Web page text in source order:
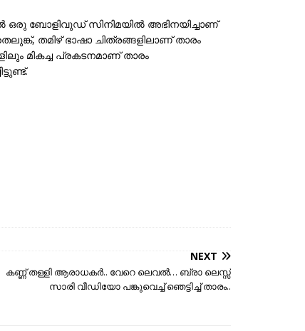
ഒരു ബോളിവുഡ് സിനിമയിൽ അഭിനയിച്ചാണ്
തമിഴ് ഭാഷാ ചിത്രങ്ങളിലാണ് താരം
മികച്ച പ്രകടനമാണ് താരം
NEXT
കണ്ണ് തള്ളി ആരാധകർ.. വേറെ ലെവൽ… ബ്രാ ലെസ്സ്
സാരി വീഡിയോ പങ്കുവെച്ച് ഞെട്ടിച്ച് താരം..